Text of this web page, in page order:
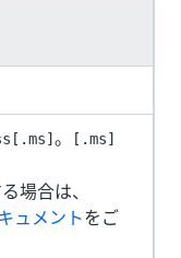
。 [.ms]
場合は、
ュメントをご